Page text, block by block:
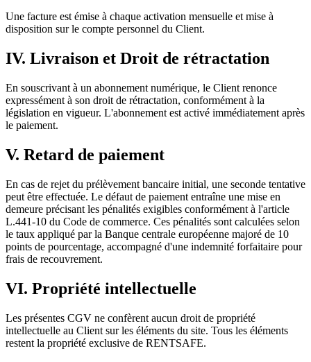
Une facture est émise à chaque activation mensuelle et mise à
disposition sur le compte personnel du Client.
IV. Livraison et Droit de rétractation
En souscrivant à un abonnement numérique, le Client renonce
expressément à son droit de rétractation, conformément à la
législation en vigueur. L'abonnement est activé immédiatement après
le paiement.
V. Retard de paiement
En cas de rejet du prélèvement bancaire initial, une seconde tentative
peut être effectuée. Le défaut de paiement entraîne une mise en
demeure précisant les pénalités exigibles conformément à l'article
L.441-10 du Code de commerce. Ces pénalités sont calculées selon
le taux appliqué par la Banque centrale européenne majoré de 10
points de pourcentage, accompagné d'une indemnité forfaitaire pour
frais de recouvrement.
VI. Propriété intellectuelle
Les présentes CGV ne confèrent aucun droit de propriété
intellectuelle au Client sur les éléments du site. Tous les éléments
restent la propriété exclusive de RENTSAFE.